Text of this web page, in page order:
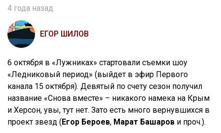
4 года назад
ЕГОР ШИЛОВ
6 октября в «Лужниках» стартовали съемки шоу
«Ледниковый период» (выйдет в эфир Первого
канала 15 октября). Девятый по счету сезон получил
название «Снова вместе» – никакого намека на Крым
и Херсон, увы, тут нет. Зато есть много вернувшихся в
проект звезд (Егор Бероев, Марат Башаров и проч.).